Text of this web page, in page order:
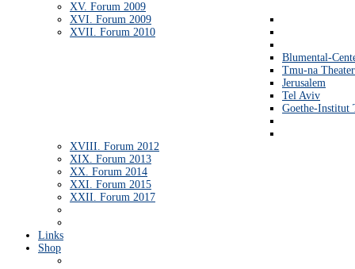
XV. Forum 2009
XVI. Forum 2009
XVII. Forum 2010
Blumental-
Tmu-na Theater
Jerusalem
Tel Aviv
Goethe-Institut
XVIII. Forum 2012
XIX. Forum 2013
XX. Forum 2014
XXI. Forum 2015
XXII. Forum 2017
Links
Shop